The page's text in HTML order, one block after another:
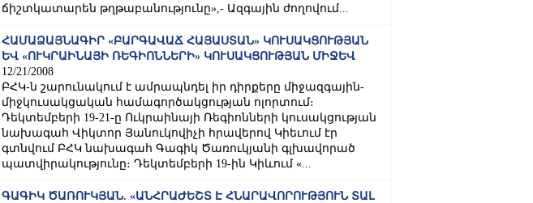
ճիշտկատարեն թղթաբանությունը»,- Ազգային ժողովում...
ՀԱՄԱՁԱՅՆԱԳԻՐ «ԲԱՐԳԱՎԱՃ ՀԱՅԱՍՏԱՆ» ԿՈՒՍԱԿՑՈՒԹՅԱՆ
ԵՎ «ՈՒԿՐԱԻՆԱՅԻ ՌԵԳԻՈՆՆԵՐԻ» ԿՈՒՍԱԿՑՈՒԹՅԱՆ ՄԻՋԵՎ
12/21/2008
ԲՀԿ-ն շարունակում է ամրապնդել իր դիրքերը միջազգային-
միջկուսակցական համագործակցության ոլորտում։
Դեկտեմբերի 19-21-ը Ուկրաինայի Ռեգիոնների կուսակցության
նախագահ Վիկտոր Յանուկովիչի հրավերով Կիեւում էր
գտնվում ԲՀԿ նախագահ Գագիկ Ծառուկյանի գլխավորած
պատվիրակությունը։ Դեկտեմբերի 19-ին Կիևում «...
ԳԱԳԻԿ ԾԱՌՈՒԿՅԱՆ. «ԱՆՀՐԱԺԵՇՏ Է ՀՆԱՐԱՎՈՐՈՒԹՅՈՒՆ ՏԱԼ